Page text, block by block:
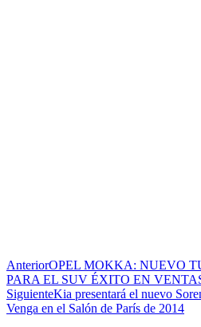
AnteriorOPEL MOKKA: NUEVO
PARA EL SUV ÉXITO EN
SiguienteKia presentará el nuevo
Venga en el Salón de París de 2014